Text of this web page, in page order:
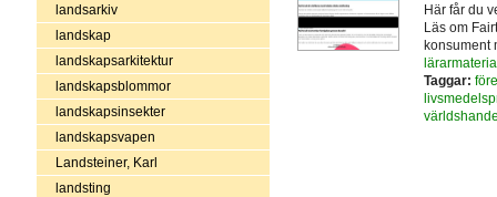
landsarkiv
landskap
landskapsarkitektur
landskapsblommor
landskapsinsekter
landskapsvapen
Landsteiner, Karl
landsting
Här får du
Läs om
konsument
Taggar: